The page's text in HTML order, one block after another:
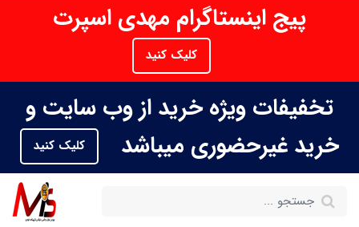
پیج اینستاگرام مهدی اسپرت
کلیک کنید
تخفیفات ویژه خرید از وب سایت و
خرید غیرحضوری میباشد
کلیک کنید